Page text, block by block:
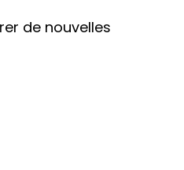
de nouvelles